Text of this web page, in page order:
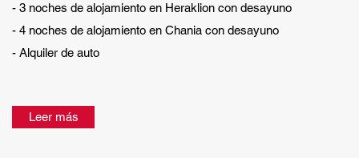
- 3 noches de alojamiento en Heraklion con desayuno
- 4 noches de alojamiento en Chania con desayuno
- Alquiler de auto
Leer más